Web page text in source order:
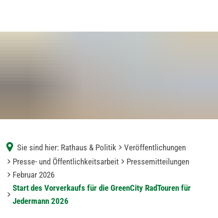
Sie sind hier: Rathaus & Politik
Veröffentlichungen
Presse- und Öffentlichkeitsarbeit
Pressemitteilungen
Februar 2026
Start des Vorverkaufs für die GreenCity RadTouren für
Jedermann 2026